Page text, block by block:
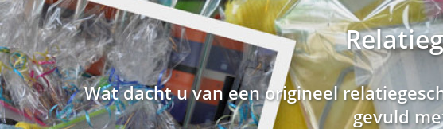
Wat dacht u van een origineel
gevuld